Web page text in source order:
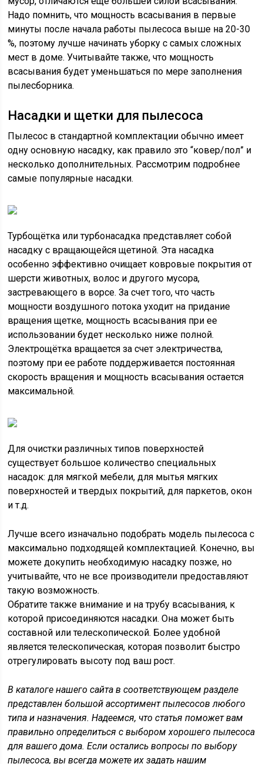
Надо помнить, что мощность всасывания в первые
минуты после начала работы пылесоса выше на 20-30
%, поэтому лучше начинать уборку с самых сложных
мест в доме. Учитывайте также, что мощность
всасывания будет уменьшаться по мере заполнения
пылесборника.
Насадки и щетки для пылесоса
Пылесос в стандартной комплектации обычно имеет
одну основную насадку, как правило это “ковер/пол” и
несколько дополнительных. Рассмотрим подробнее
самые популярные насадки.
Турбощётка или турбонасадка представляет собой
насадку с вращающейся щетиной. Эта насадка
особенно эффективно очищает ковровые покрытия от
шерсти животных, волос и другого мусора,
застревающего в ворсе. За счет того, что часть
мощности воздушного потока уходит на придание
вращения щетке, мощность всасывания при ее
использовании будет несколько ниже полной.
Электрощётка вращается за счет электричества,
поэтому при ее работе поддерживается постоянная
скорость вращения и мощность всасывания остается
максимальной.
Для очистки различных типов поверхностей
существует большое количество специальных
насадок: для мягкой мебели, для мытья мягких
поверхностей и твердых покрытий, для паркетов, окон
и т.д.
Лучше всего изначально подобрать модель пылесоса с
максимально подходящей комплектацией. Конечно, вы
можете докупить необходимую насадку позже, но
учитывайте, что не все производители предоставляют
такую возможность.
Обратите также внимание и на трубу всасывания, к
которой присоединяются насадки. Она может быть
составной или телескопической. Более удобной
является телескопическая, которая позволит быстро
отрегулировать высоту под ваш рост.
В каталоге нашего сайта в соответствующем разделе
представлен большой ассортимент пылесосов любого
типа и назначения. Надеемся, что статья поможет вам
правильно определиться с выбором хорошего пылесоса
для вашего дома. Если остались вопросы по выбору
пылесоса, вы всегда можете их задать нашим